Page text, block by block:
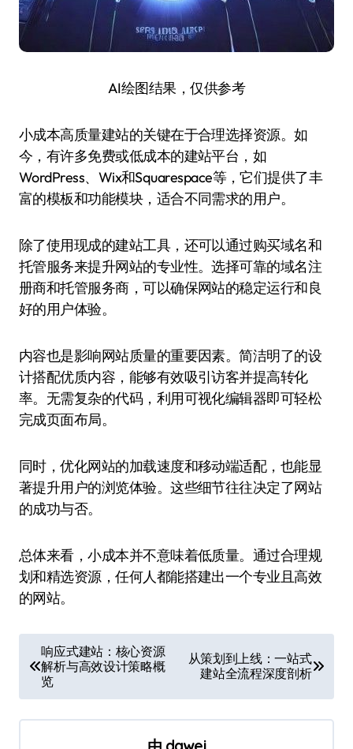
AI绘图结果，仅供参考
小成本高质量建站的关键在于合理选择资源。如
今，有许多免费或低成本的建站平台，如
WordPress、Wix和Squarespace等，它们提供了丰
富的模板和功能模块，适合不同需求的用户。
除了使用现成的建站工具，还可以通过购买域名和
托管服务来提升网站的专业性。选择可靠的域名注
册商和托管服务商，可以确保网站的稳定运行和良
好的用户体验。
内容也是影响网站质量的重要因素。简洁明了的设
计搭配优质内容，能够有效吸引访客并提高转化
率。无需复杂的代码，利用可视化编辑器即可轻松
完成页面布局。
同时，优化网站的加载速度和移动端适配，也能显
著提升用户的浏览体验。这些细节往往决定了网站
的成功与否。
总体来看，小成本并不意味着低质量。通过合理规
划和精选资源，任何人都能搭建出一个专业且高效
的网站。
章
导
航
响应式建站：核心资源
解析与高效设计策略概
览
从策划到上线：一站式
建站全流程深度剖析